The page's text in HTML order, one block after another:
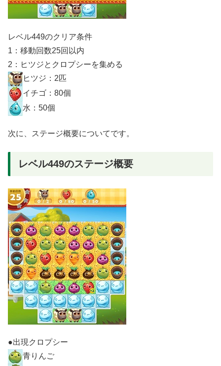
レベル449のクリア条件
1：移動回数25回以内
2：ヒツジとクロプシーを集める
ヒツジ：2匹
イチゴ：80個
水：50個
次に、ステージ概要についてです。
レベル449のステージ概要
●出現クロプシー
青りんご